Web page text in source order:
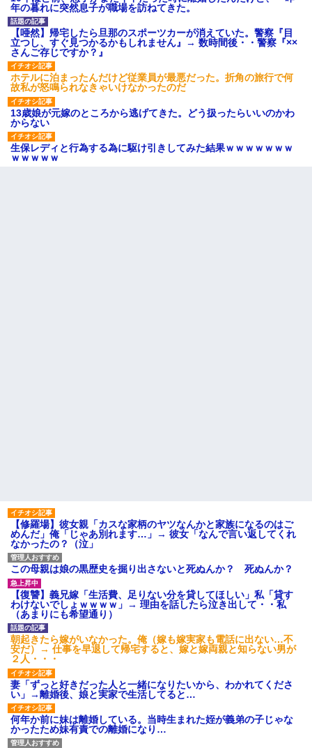
年の暮れに突然息子が職場を訪ねてきた。
【唖然】帰宅したら旦那のスポーツカーが消えていた。警察『目
立つし、すぐ見つかるかもしれません』→ 数時間後・・警察『××
さんご存じですか？』
ホテルに泊まったんだけど従業員が最悪だった。折角の旅行で何
故私が怒鳴られなきゃいけなかったのだ
13歳娘が元嫁のところから逃げてきた。どう扱ったらいいのかわ
からない
生保レディと行為する為に駆け引きしてみた結果ｗｗｗｗｗｗｗ
ｗｗｗｗｗ
【修羅場】彼女親「カスな家柄のヤツなんかと家族になるのはご
めんだ」俺「じゃあ別れます…」→ 彼女「なんで言い返してくれ
なかったの？（泣」
この母親は娘の黒歴史を掘り出さないと死ぬんか？ 死ぬんか？
【復讐】義兄嫁「生活費、足りない分を貸してほしい」私「貸す
わけないでしょｗｗｗｗ」→ 理由を話したら泣き出して・・私
（あまりにも希望通り）
朝起きたら嫁がいなかった。俺（嫁も嫁実家も電話に出ない…不
安だ）→ 仕事を早退して帰宅すると、嫁と嫁両親と知らない男が
２人・・・
妻「ずっと好きだった人と一緒になりたいから、わかれてくださ
い」→離婚後、娘と実家で生活してると…
何年か前に妹は離婚している。当時生まれた姪が義弟の子じゃな
かったため妹有責での離婚になり…